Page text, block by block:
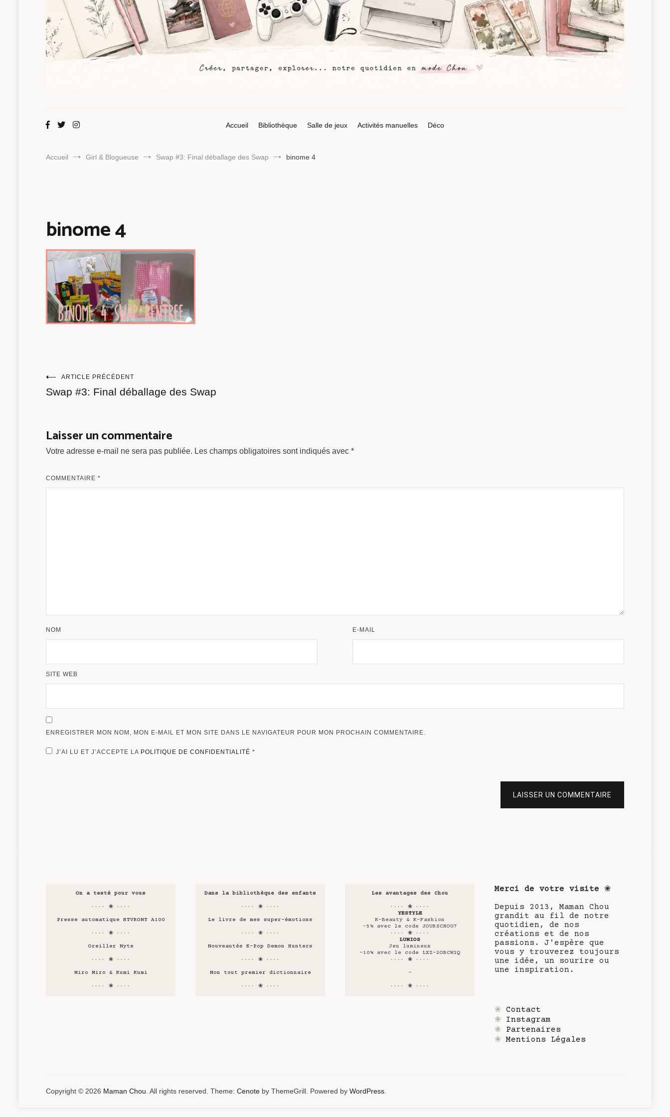
Maman Chou
Accueil
Bibliothèque Salle de jeux Activités manuelles Déco
Accueil Girl & Blogueuse Swap #3: Final déballage des Swap binome 4
binome 4
Navigation
l’article
ARTICLE PRÉCÉDENT
Swap #3: Final déballage des Swap
Laisser un commentaire
Votre adresse e-mail ne sera pas publiée. Les champs obligatoires sont indiqués avec *
COMMENTAIRE *
NOM E-MAIL
SITE WEB
ENREGISTRER MON NOM, MON E-MAIL ET MON SITE DANS LE NAVIGATEUR POUR MON PROCHAIN COMMENTAIRE.
J’AI LU ET J’ACCEPTE LA POLITIQUE DE CONFIDENTIALITÉ *
LAISSER UN COMMENTAIRE
On a testé pour vous
···· ❀ ····
Presse automatique HTVRONT A100
···· ❀ ····
Oreiller Nyte
···· ❀ ····
Miro Miro & Kumi Kumi
···· ❀ ····
Dans la bibliothèque des enfants
···· ❀ ····
Le livre de mes super-émotions
···· ❀ ····
Nouveautés K-Pop Demon Hunters
···· ❀ ····
Mon tout premier dictionnaire
···· ❀ ····
Les avantages des Chou
···· ❀ ····
YESTYLE
K-Beauty & K-Fashion
-5% avec le code JOURSCHOU7
···· ❀ ····
LUMIOS
Jeu lumineux
-10% avec le code LXZ-2OBCW2Q
···· ❀ ····
-
···· ❀ ····
Merci de votre visite ❀
Depuis 2013, Maman Chou
grandit au fil de notre
quotidien, de nos
créations et de nos
passions. J'espère que
vous y trouverez toujours
une idée, un sourire ou
une inspiration.
❀ Contact
❀ Instagram
❀ Partenaires
❀ Mentions Légales
Copyright © 2026 Maman Chou . All rights reserved. Theme: Cenote by ThemeGrill. Powered by WordPress